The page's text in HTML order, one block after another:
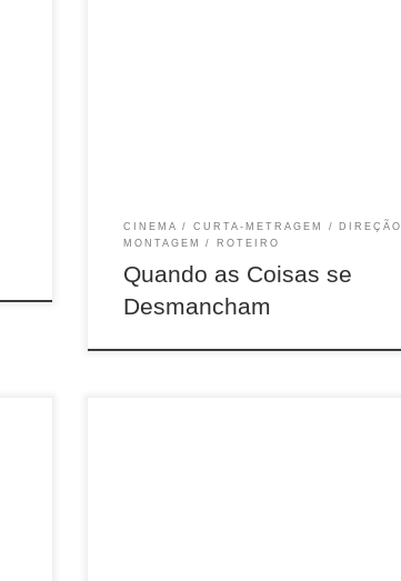
CINEMA CURTA-METRAGEM
DIREÇÃO
MONTAGEM
ROTEIRO
Quando as Coisas se
Desmancham